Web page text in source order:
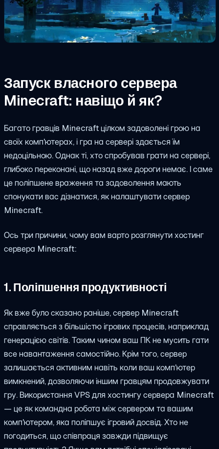
Запуск власного сервера
Minecraft: навіщо й як?
Багато гравців Minecraft цілком задоволені грою на
своїх комп'ютерах, і гра на сервері здається їм
недоцільною. Однак ті, хто спробував грати на сервері,
глибоко переконані, що назад вже дороги немає. І саме
це поліпшене враження та задоволення мають
спонукати вас дізнатися, як налаштувати сервер
Minecraft.
Ось три причини, чому вам варто розглянути хостинг
сервера Minecraft:
1. Поліпшення продуктивності
Як вже було сказано раніше, сервер Minecraft
справляється з більшістю ігрових процесів, наприклад
генерацією світів. Таким чином ваш ПК не мусить гати
все навантаження самостійно. Крім того, сервер
залишається активним навіть коли ваш комп'ютер
вимкнений, дозволяючи іншим гравцям продовжувати
гру. Використання VPS для хостингу сервера Minecraft
— це як командна робота між сервером та вашим
комп'ютером, яка поліпшує ігровий досвід. Хто не
погодиться, що співпраця завжди підвищує